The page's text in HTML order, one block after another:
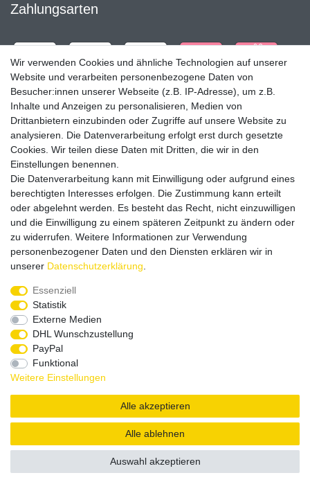
Zahlungsarten
Versandpartner
Service & Kontakt
Rufen Sie uns an unter:
0375 - 21459172
Widerrufsrecht | Datenschutzerklärung | AGB | Impressum
Copyright by König Design
DESIGNED BYKS-COMMERCE
Wir verwenden Cookies und ähnliche Technologien auf unserer
Website und verarbeiten personenbezogene Daten von
Besucher:innen unserer Webseite (z.B. IP-Adresse), um z.B.
Inhalte und Anzeigen zu personalisieren, Medien von
Drittanbietern einzubinden oder Zugriffe auf unsere Website zu
analysieren. Die Datenverarbeitung erfolgt erst durch gesetzte
Cookies. Wir teilen diese Daten mit Dritten, die wir in den
Einstellungen benennen.
Die Datenverarbeitung kann mit Einwilligung oder aufgrund eines
berechtigten Interesses erfolgen. Die Zustimmung kann erteilt
oder abgelehnt werden. Es besteht das Recht, nicht einzuwilligen
und die Einwilligung zu einem späteren Zeitpunkt zu ändern oder
zu widerrufen. Weitere Informationen zur Verwendung
personenbezogener Daten und den Diensten erklären wir in
unserer Daten­schutz­erklärung
Essenziell
Statistik
Externe Medien
DHL Wunschzustellung
PayPal
Funktional
Weitere Einstellungen
Alle akzeptieren
Alle ablehnen
Auswahl akzeptieren